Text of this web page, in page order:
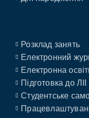
Розклад занять
Електронний
Електронна
Підготовка до ЛІІ
Студентське